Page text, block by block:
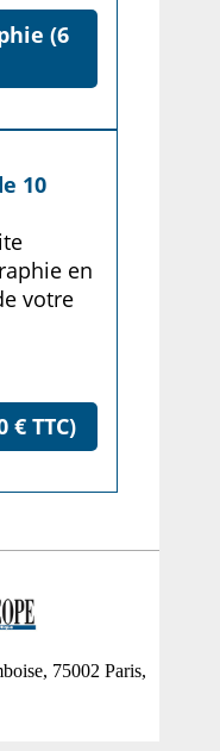
(6
10
en
votre
€ TTC)
75002 Paris,